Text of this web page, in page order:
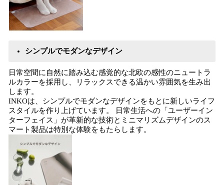
シンプルでモダンなデザイン
日常空間に自然に踏み込む感覚的な北欧の感性のニュートラ
ルカラーを採用し、リラックスできる温かい雰囲気を生み出
します。
INKOは、シンプルでモダンなデザインをもとに新しいライフ
スタイルを作り上げています。 日常生活への「ユーザーイン
ターフェイス」が革新的な技術とミニマリズムデザインのス
マート製品は特別な体験をもたらします。